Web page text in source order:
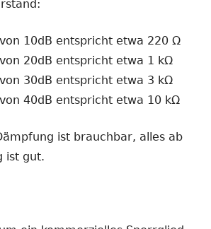
10dB entspricht etwa 220 Ω
20dB entspricht etwa 1 kΩ
30dB entspricht etwa 3 kΩ
40dB entspricht etwa 10 kΩ
ist brauchbar, alles ab
ist gut.